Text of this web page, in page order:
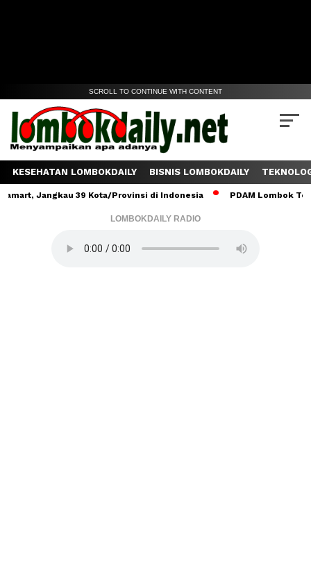
SCROLL TO CONTINUE WITH CONTENT
KESEHATAN LOMBOKDAILY BISNIS LOMBOKDAILY
39 Kota/Provinsi di Indonesia PDAM Lombok Tengah
LOMBOKDAILY RADIO